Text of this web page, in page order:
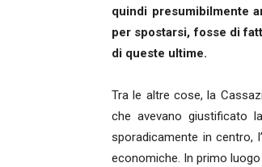
quindi presumibilmente
per spostarsi, fosse di
di queste ultime.
Tra le altre cose, la
che avevano giustificato
sporadicamente in centro,
economiche. In primo